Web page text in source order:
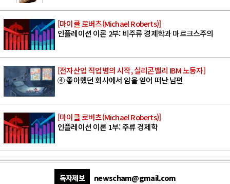
[마이클 로버츠(Michael Roberts)]
인플레이션 이론 2부: 비주류 경제학과 마르크스주의
[전자산업 직업병의 시작, 실리콘밸리 IBM 노동자]
④ 좋아했던 회사에서 암을 얻어 떠난 남편
[마이클 로버츠(Michael Roberts)]
인플레이션 이론 1부: 주류 경제학
독자제보 newscham@gmail.com